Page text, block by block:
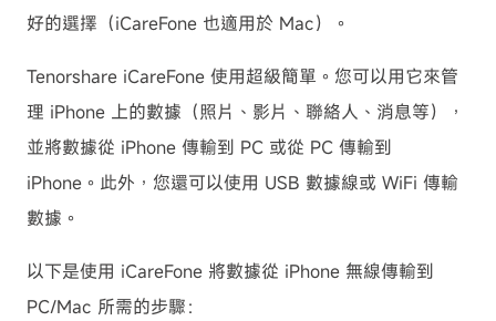
好的選擇（iCareFone 也適用於 Mac）。
Tenorshare iCareFone 使用超級簡單。您可以用它來管
理 iPhone 上的數據（照片、影片、聯絡人、消息等），
並將數據從 iPhone 傳輸到 PC 或從 PC 傳輸到
iPhone。此外，您還可以使用 USB 數據線或 WiFi 傳輸
數據。
以下是使用 iCareFone 將數據從 iPhone 無線傳輸到
PC/Mac 所需的步驟：